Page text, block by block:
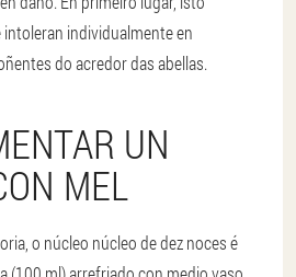
individualmente en
do acredor das abellas.
UN
MEL
o núcleo núcleo de dez noces é